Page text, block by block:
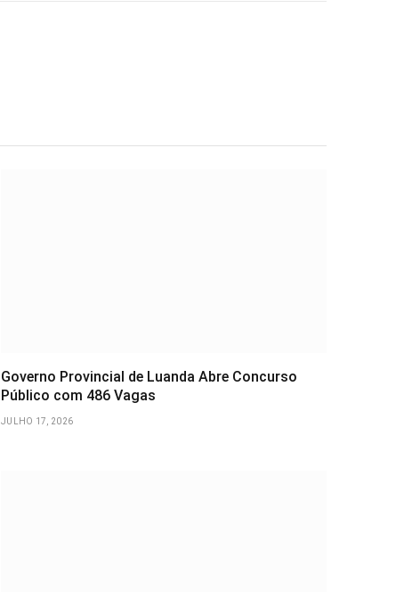
Governo Provincial de Luanda Abre Concurso
Público com 486 Vagas
JULHO 17, 2026